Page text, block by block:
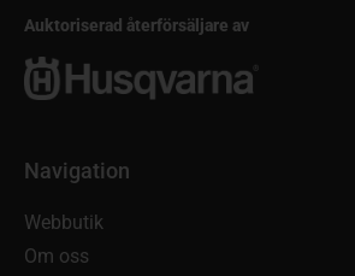
Auktoriserad återförsäljare av
Navigation
Webbutik
Om oss